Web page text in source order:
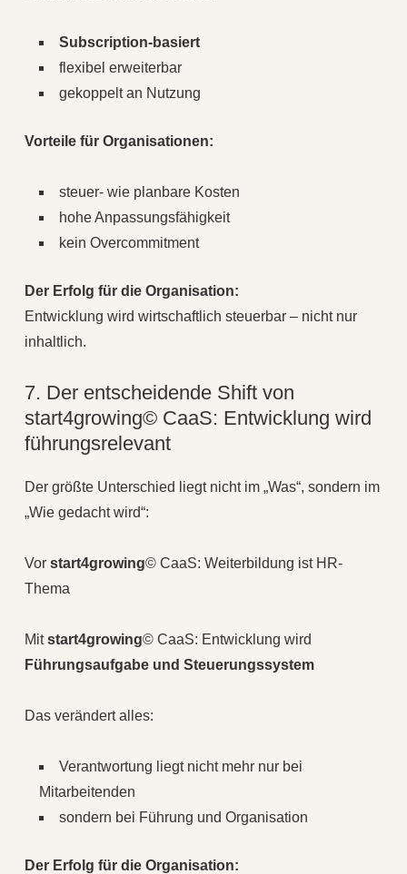
Subscription-basiert
flexibel erweiterbar
gekoppelt an Nutzung
Vorteile für Organisationen:
steuer- wie planbare Kosten
hohe Anpassungsfähigkeit
kein Overcommitment
Der Erfolg für die Organisation:
Entwicklung wird wirtschaftlich steuerbar – nicht nur
inhaltlich.
7. Der entscheidende Shift von
start4growing© CaaS: Entwicklung wird
führungsrelevant
Der größte Unterschied liegt nicht im „Was“, sondern im
„Wie gedacht wird“:
Vor start4growing© CaaS: Weiterbildung ist HR-
Thema
Mitstart4growing© CaaS: Entwicklung wird
Führungsaufgabe und Steuerungssystem
Das verändert alles:
Verantwortung liegt nicht mehr nur bei
Mitarbeitenden
sondern bei Führung und Organisation
Der Erfolg für die Organisation: